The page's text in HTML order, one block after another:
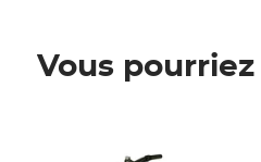
Vous